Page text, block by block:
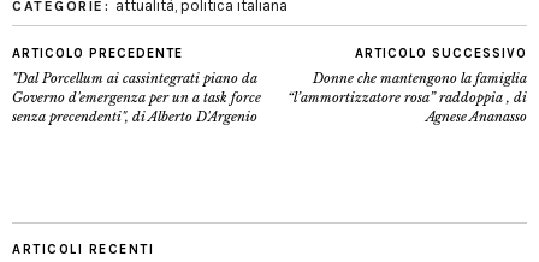
CATEGORIE: attualità, politica italiana
ARTICOLO PRECEDENTE
"Dal Porcellum ai cassintegrati piano da
Governo d'emergenza per un a task force
senza precendenti", di Alberto D'Argenio
ARTICOLO SUCCESSIVO
Donne che mantengono la famiglia
“l’ammortizzatore rosa” raddoppia , di
Agnese Ananasso
ARTICOLI RECENTI